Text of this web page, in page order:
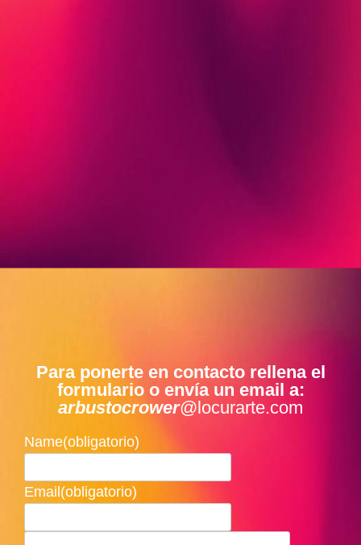
Para ponerte en contacto rellena el
formulario o envía un email a:
arbustocrower@locurarte.com
Name(obligatorio)
Email(obligatorio)